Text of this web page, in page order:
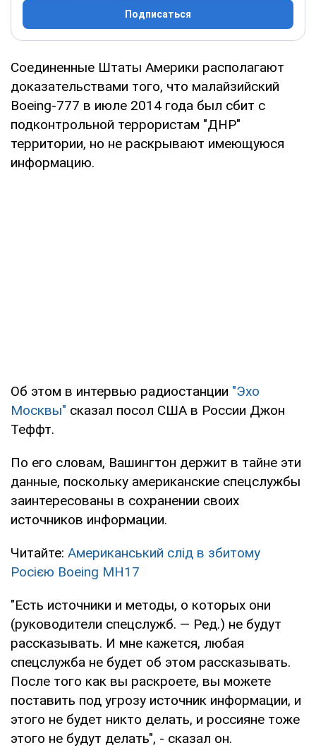
Подписаться
Соединенные Штаты Америки располагают
доказательствами того, что малайзийский
Boeing-777 в июле 2014 года был сбит с
подконтрольной террористам "ДНР"
территории, но не раскрывают имеющуюся
информацию.
Об этом в интервью радиостанции "Эхо
Москвы" сказал посол США в России Джон
Теффт.
По его словам, Вашингтон держит в тайне эти
данные, поскольку американские спецслужбы
заинтересованы в сохранении своих
источников информации.
Читайте: Американський слід в збитому
Росією Boeing MH17
"Есть источники и методы, о которых они
(руководители спецслужб. — Ред.) не будут
рассказывать. И мне кажется, любая
спецслужба не будет об этом рассказывать.
После того как вы раскроете, вы можете
поставить под угрозу источник информации, и
этого не будет никто делать, и россияне тоже
этого не будут делать", - сказал он.